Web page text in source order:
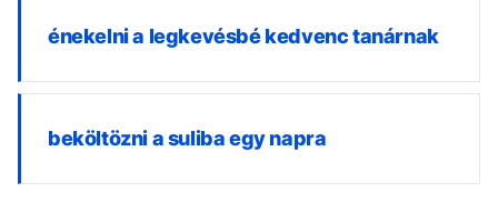
énekelni a legkevésbé kedvenc tanárnak
beköltözni a suliba egy napra